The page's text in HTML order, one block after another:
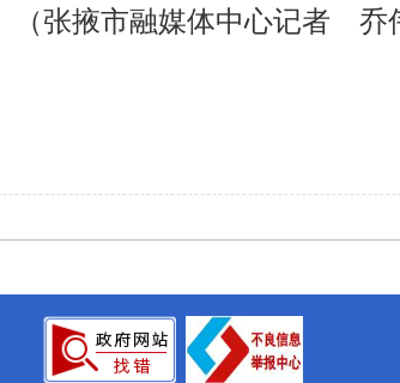
（张掖市融媒体中心记者 乔